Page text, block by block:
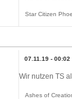
Star Citizen
07.11.19 - 00:02
Wir nutzen TS
Ashes of